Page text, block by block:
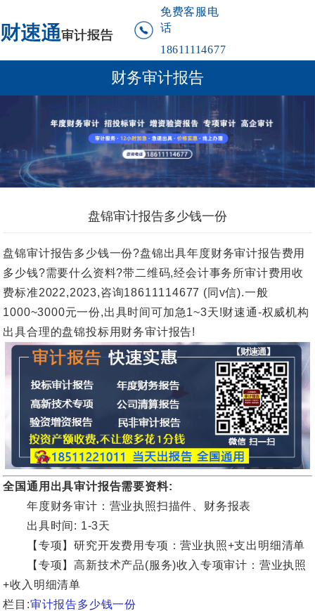
免费客服电
话
18611114677
财务审计报告
盘锦审计报告多少钱一份
盘锦审计报告多少钱一份?盘锦出具年度财务审计报告费用
多少钱?需要什么资料?带二维码,经会计事务所审计费用收
费标准2022,2023,咨询18611114677 (同v信).一般
1000~3000元一份,出具时间可加急1~3天!财速通-权威机构
出具合理的盘锦投标用财务审计报告!
全国通用出具审计报告需要资料:
年度财务审计：营业执照扫描件、财务报表
出具时间: 1-3天
【专项】研究开发费用专项：营业执照+支出明细清单
【专项】高新技术产品(服务)收入专项审计：营业执照
+收入明细清单
栏目:审计报告多少钱一份